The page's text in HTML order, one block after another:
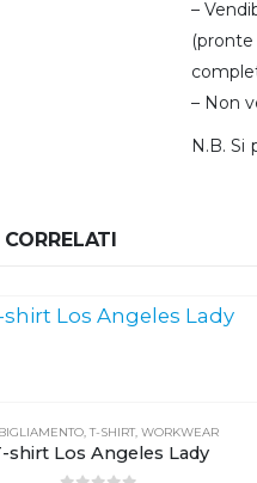
–
– Non
N.B. Si
,T-SHIRT, WORKWEAR
shirt Los Angeles Lady